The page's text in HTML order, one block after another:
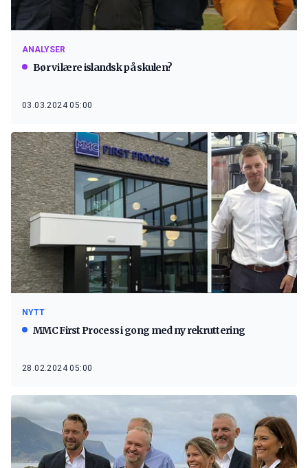
ANALYSER
Bør vi lære islandsk på skulen?
03.03.2024 05:00
NYTT
MMC First Process i gong med ny rekruttering
28.02.2024 05:00